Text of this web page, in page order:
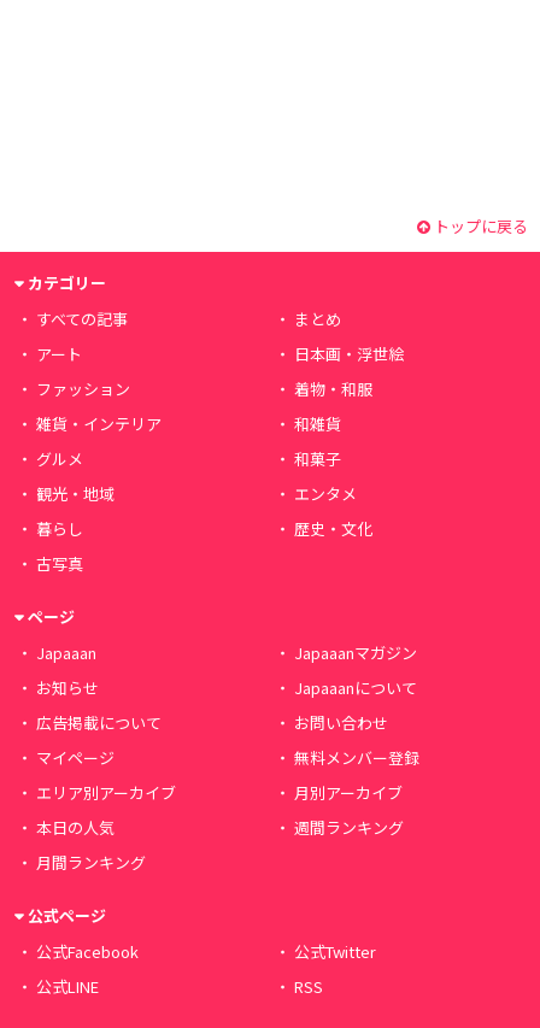
トップに戻る
カテゴリー
すべての記事
まとめ
アート
日本画・浮世絵
ファッション
着物・和服
雑貨・インテリア
和雑貨
グルメ
和菓子
観光・地域
エンタメ
暮らし
歴史・文化
古写真
ページ
Japaaan
Japaaanマガジン
お知らせ
Japaaanについて
広告掲載について
お問い合わせ
マイページ
無料メンバー登録
エリア別アーカイブ
月別アーカイブ
本日の人気
週間ランキング
月間ランキング
公式ページ
公式Facebook
公式Twitter
公式LINE
RSS